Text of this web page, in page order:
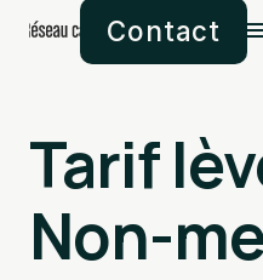
Contact
Tarif
Non-